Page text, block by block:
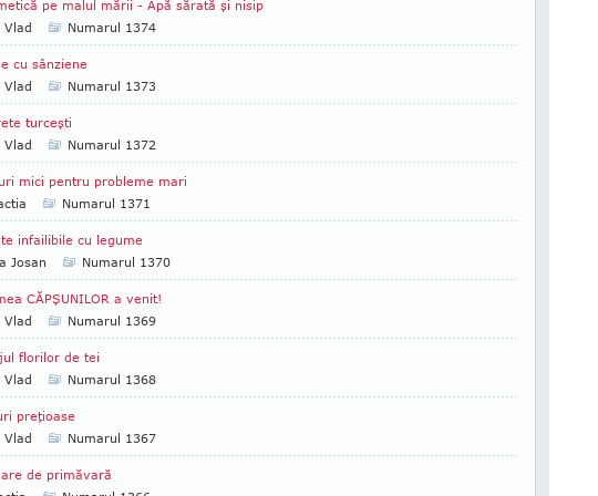
pe malul mării - Apă sărată şi nisip
Numarul 1374
cu sânziene
Numarul 1373
turceşti
Numarul 1372
mici pentru probleme mari
Numarul 1371
infailibile cu legume
Josan
Numarul 1370
CĂPŞUNILOR a venit!
Numarul 1369
florilor de tei
Numarul 1368
preţioase
Numarul 1367
de primăvară